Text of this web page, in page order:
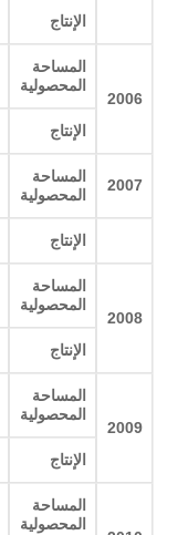
الإنتاج
2006
المساحة
المحصولية
الإنتاج
2007
المساحة
المحصولية
الإنتاج
2008
المساحة
المحصولية
الإنتاج
2009
المساحة
المحصولية
الإنتاج
المساحة
المحصولية